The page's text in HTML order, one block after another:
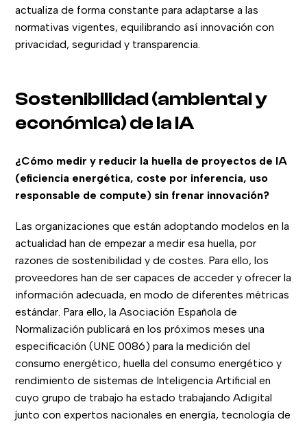
actualiza de forma constante para adaptarse a las
normativas vigentes, equilibrando así innovación con
privacidad, seguridad y transparencia.
Sostenibilidad (ambiental y
económica) de la IA
¿Cómo medir y reducir la huella de proyectos de IA
(eficiencia energética, coste por inferencia, uso
responsable de compute) sin frenar innovación?
Las organizaciones que están adoptando modelos en la
actualidad han de empezar a medir esa huella, por
razones de sostenibilidad y de costes. Para ello, los
proveedores han de ser capaces de acceder y ofrecer la
información adecuada, en modo de diferentes métricas
estándar. Para ello, la Asociación Española de
Normalización publicará en los próximos meses una
especificación (UNE 0086) para la medición del
consumo energético, huella del consumo energético y
rendimiento de sistemas de Inteligencia Artificial en
cuyo grupo de trabajo ha estado trabajando Adigital
junto con expertos nacionales en energía, tecnología de